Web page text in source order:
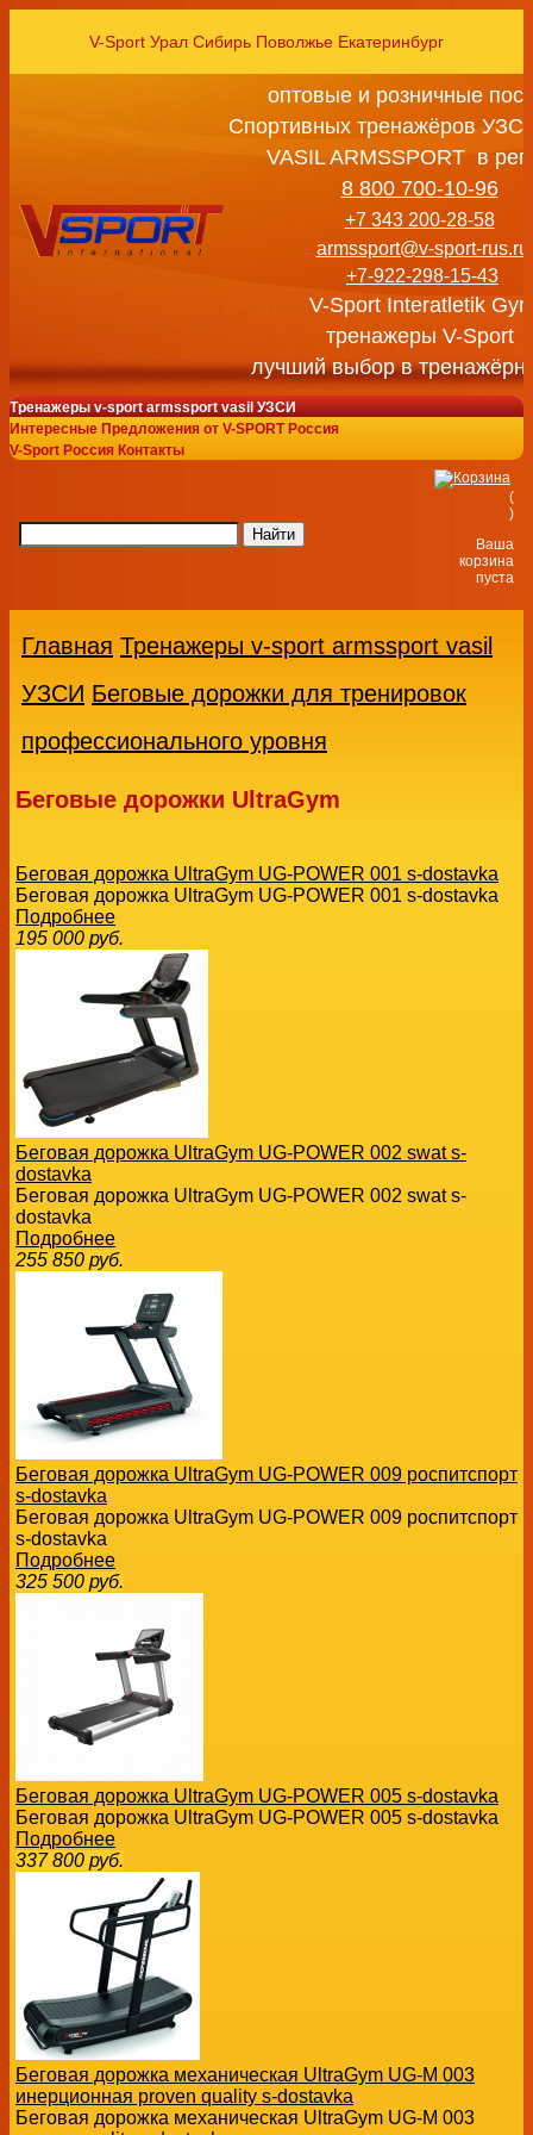
V-Sport Урал Сибирь Поволжье Екатеринбург
оптовые и розничные
Спортивных тренажёров
VASIL ARMSSPORT в
8 800 700-10-96
+7 343 200-28-58
armssport@v-sport-rus.ru
+7-922-298-15-43
V-Sport Interatletik
тренажеры V-Sport
лучший выбор в
Тренажеры v-sport armssport vasil УЗСИ
Интересные Предложения от V-SPORT Россия
V-Sport Россия Контакты
(
)
Ваша
корзина
пуста
Главная Тренажеры v-sport armssport vasil
УЗСИ Беговые дорожки для тренировок
профессионального уровня
Беговые дорожки UltraGym
Беговая дорожка UltraGym UG-POWER 001 s-dostavka
Беговая дорожка UltraGym UG-POWER 001 s-dostavka
Подробнее
195 000 руб.
Беговая дорожка UltraGym UG-POWER 002 swat s-
dostavka
Беговая дорожка UltraGym UG-POWER 002 swat s-
dostavka
Подробнее
255 850 руб.
Беговая дорожка UltraGym UG-POWER 009 роспитспорт
s-dostavka
Беговая дорожка UltraGym UG-POWER 009 роспитспорт
s-dostavka
Подробнее
325 500 руб.
Беговая дорожка UltraGym UG-POWER 005 s-dostavka
Беговая дорожка UltraGym UG-POWER 005 s-dostavka
Подробнее
337 800 руб.
Беговая дорожка механическая UltraGym UG-M 003
инерционная proven quality s-dostavka
Беговая дорожка механическая UltraGym UG-M 003